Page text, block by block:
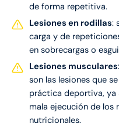
de forma repetitiva.
Lesiones en rodillas:
carga y de
en sobrecargas o
Lesiones musculares
son las lesiones que
práctica deportiva, ya
mala ejecución de
nutricionales.